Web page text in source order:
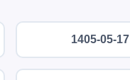
1405-05-17